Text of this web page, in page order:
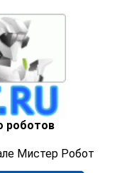
роботов
Мистер Робот